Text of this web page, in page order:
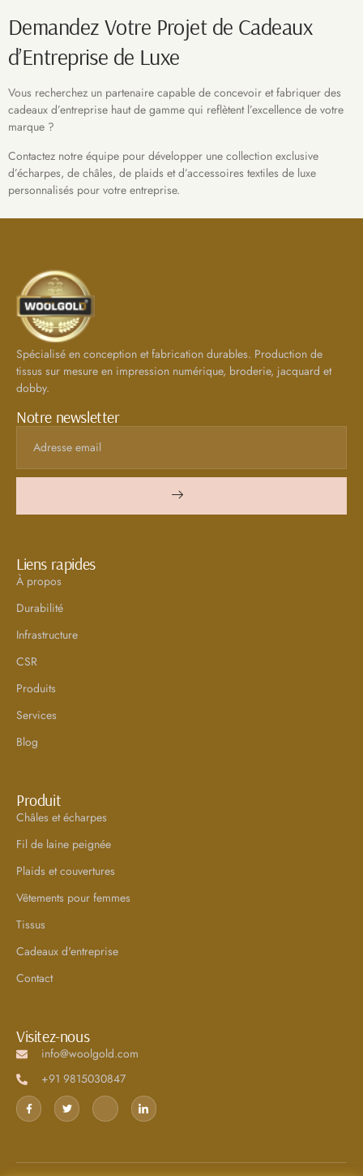
Demandez Votre Projet de Cadeaux
d’Entreprise de Luxe
Vous recherchez un partenaire capable de concevoir et fabriquer des
cadeaux d’entreprise haut de gamme qui reflètent l’excellence de votre
marque ?
Contactez notre équipe pour développer une collection exclusive
d’écharpes, de châles, de plaids et d’accessoires textiles de luxe
personnalisés pour votre entreprise.
Spécialisé en conception et fabrication durables. Production de
tissus sur mesure en impression numérique, broderie, jacquard et
dobby.
Notre newsletter
Liens rapides
À propos
Durabilité
Infrastructure
CSR
Produits
Services
Blog
Produit
Châles et écharpes
Fil de laine peignée
Plaids et couvertures
Vêtements pour femmes
Tissus
Cadeaux d'entreprise
Contact
Visitez-nous
info@woolgold.com
+91 9815030847